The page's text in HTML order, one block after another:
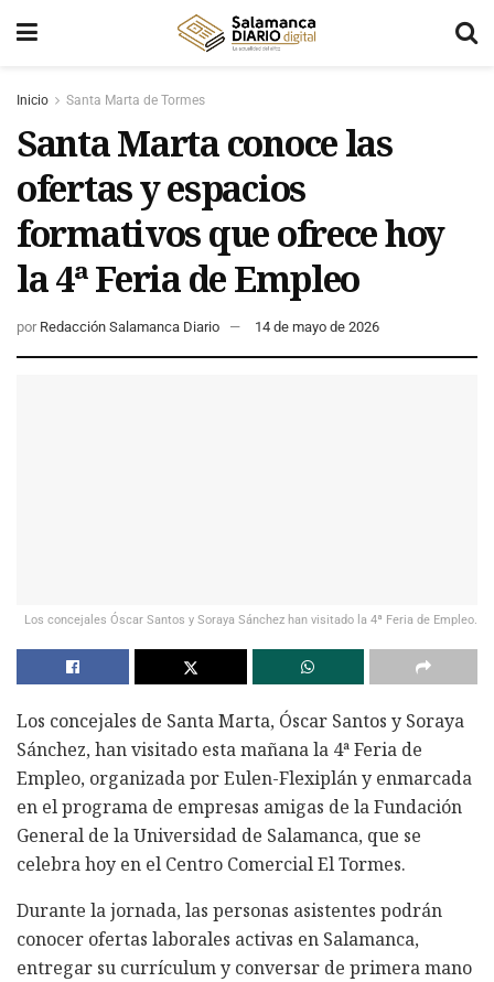
Inicio Santa Marta de Tormes
Santa Marta conoce las
ofertas y espacios
formativos que ofrece hoy
la 4ª Feria de Empleo
por Redacción Salamanca Diario 14 de mayo de 2026
Los concejales Óscar Santos y Soraya Sánchez han visitado la 4ª Feria de Empleo.
Los concejales de Santa Marta, Óscar Santos y Soraya
Sánchez, han visitado esta mañana la 4ª Feria de
Empleo, organizada por Eulen-Flexiplán y enmarcada
en el programa de empresas amigas de la Fundación
General de la Universidad de Salamanca, que se
celebra hoy en el Centro Comercial El Tormes.
Durante la jornada, las personas asistentes podrán
conocer ofertas laborales activas en Salamanca,
entregar su currículum y conversar de primera mano